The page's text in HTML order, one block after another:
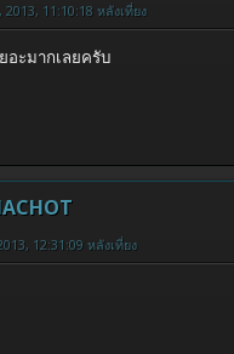
11:10:18 หลังเที่ยง
อะมากเลยครับ
12:31:09 หลังเที่ยง